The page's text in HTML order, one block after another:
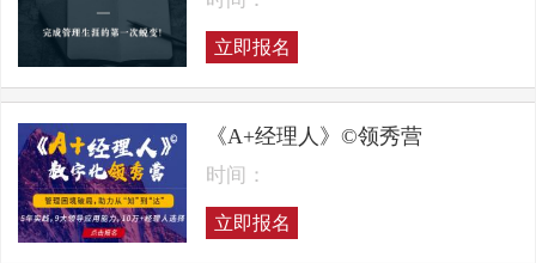
立即报名
《A+经理人》©领秀营
时间：
立即报名